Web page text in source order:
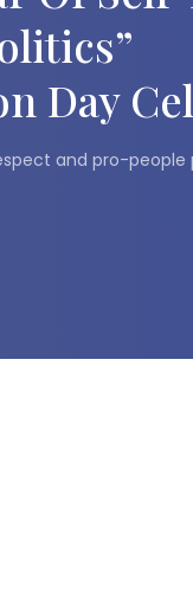
Day
and pro-people